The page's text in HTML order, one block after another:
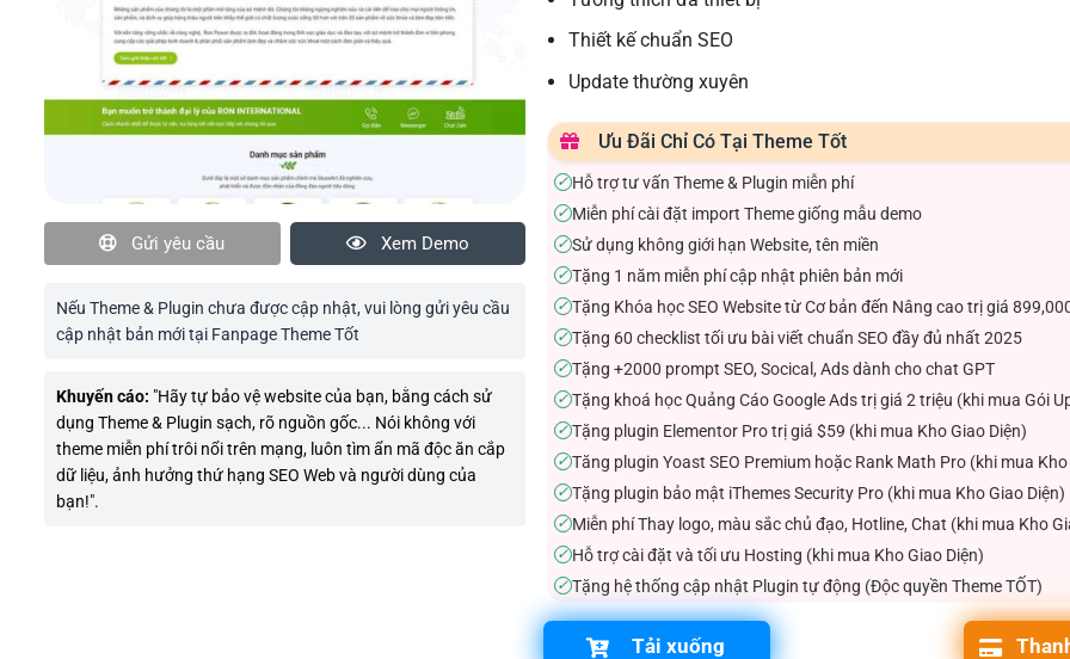
Gửi yêu cầu Xem Demo
Nếu Theme & Plugin chưa được cập nhật, vui lòng gửi yêu cầu
cập nhật bản mới tại Fanpage Theme Tốt
Khuyến cáo: "Hãy tự bảo vệ website của bạn, bằng cách sử
dụng Theme & Plugin sạch, rõ nguồn gốc... Nói không với
theme miễn phí trôi nổi trên mạng, luôn tìm ẩn mã độc ăn cắp
dữ liệu, ảnh hưởng thứ hạng SEO Web và người dùng của
bạn!".
Thiết kế chuẩn SEO
Update thường xuyên
Ưu Đãi Chỉ Có Tại Theme Tốt
✓Hỗ trợ tư vấn Theme & Plugin miễn phí
✓Miễn phí cài đặt import Theme giống mẫu demo
✓Sử dụng không giới hạn Website, tên miền
✓Tặng 1 năm miễn phí cập nhật phiên bản mới
✓Tặng Khóa học SEO Website từ Cơ bản đến Nâng cao trị giá
✓Tặng 60 checklist tối ưu bài viết chuẩn SEO đầy đủ nhất 2025
✓Tặng +2000 prompt SEO, Socical, Ads dành cho chat GPT
✓Tặng khoá học Quảng Cáo Google Ads trị giá 2 triệu (khi mua Gói
✓Tặng plugin Elementor Pro trị giá $59 (khi mua Kho Giao Diện)
✓Tăng plugin Yoast SEO Premium hoặc Rank Math Pro (khi mua Kho
✓Tặng plugin bảo mật iThemes Security Pro (khi mua Kho Giao Diện)
✓Miễn phí Thay logo, màu sắc chủ đạo, Hotline, Chat (khi mua Kho
✓Hỗ trợ cài đặt và tối ưu Hosting (khi mua Kho Giao Diện)
✓Tặng hệ thống cập nhật Plugin tự động (Độc quyền Theme TỐT)
Tải xuống